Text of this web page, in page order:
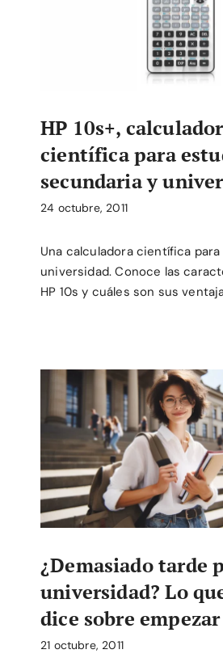
HP 10s+,
científica para
secundaria y
24 octubre, 2011
Una calculadora científica para
universidad. Conoce las
HP 10s y cuáles son sus
¿Demasiado tarde
universidad? Lo
dice sobre
21 octubre, 2011